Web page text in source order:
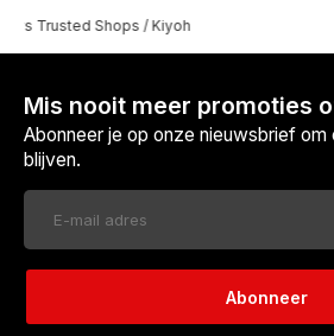
Shops / Kiyoh
Mis nooit meer promoties
Abonneer je op onze nieuwsbrief om
blijven.
Abonneer